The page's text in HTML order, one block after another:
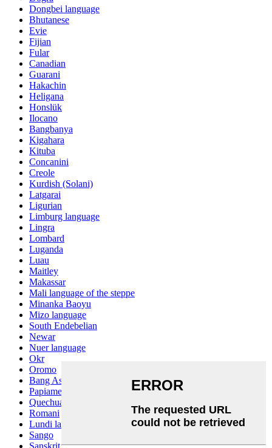
Dongbei language
Bhutanese
Evie
Fijian
Fular
Canadian
Guarani
Hakachin
Heligana
Honslük
Ilocano
Bangbanya
Kigahara
Kituba
Concanini
Creole
Kurdish (Solani)
Latgarai
Ligurian
Limburg language
Lingra
Lombard
Luganda
Luau
Maitley
Makassar
Mali language of the steppe
Minanka Baoyu
Mizo language
South Endebelian
Newar
Nuer language
Okr
Oromo
Bang Ashinan
Papiamento
Quechua
Romani
Lundi language
Sango
Sanskrit